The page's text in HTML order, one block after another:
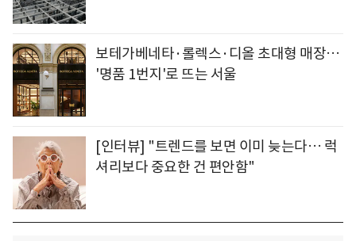
보테가베네타·롤렉스·디올 초대형 매장…
'명품 1번지'로 뜨는 서울
[인터뷰] "트렌드를 보면 이미 늦는다… 럭
셔리보다 중요한 건 편안함"